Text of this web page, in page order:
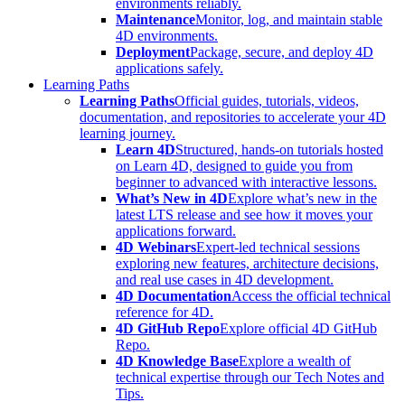
environments reliably.
MaintenanceMonitor, log, and maintain stable
4D environments.
DeploymentPackage, secure, and deploy 4D
applications safely.
Learning Paths
Learning PathsOfficial guides, tutorials, videos,
documentation, and repositories to accelerate your 4D
learning journey.
Learn 4DStructured, hands-on tutorials hosted
on Learn 4D, designed to guide you from
beginner to advanced with interactive lessons.
What’s New in 4DExplore what’s new in the
latest LTS release and see how it moves your
applications forward.
4D WebinarsExpert-led technical sessions
exploring new features, architecture decisions,
and real use cases in 4D development.
4D DocumentationAccess the official technical
reference for 4D.
4D GitHub RepoExplore official 4D GitHub
Repo.
4D Knowledge BaseExplore a wealth of
technical expertise through our Tech Notes and
Tips.